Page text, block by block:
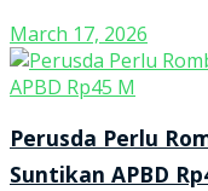
March 17, 2026
Perusda Perlu
Suntikan APBD